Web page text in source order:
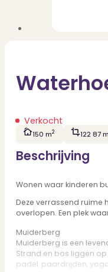
Verkocht
150 m2 122 87
Beschrijving
Wonen waar kinderen
Deze verrassend ruime
overlopen. Een plek
Muiderberg
Muiderberg is een
Strand en bos liggen
padel, paardrijden,